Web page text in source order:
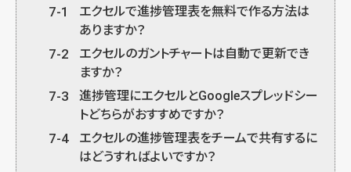
7-1
エクセルで進捗管理表を無料で作る方法は
ありますか？
7-2
エクセルのガントチャートは自動で更新でき
ますか？
7-3
進捗管理にエクセルとGoogleスプレッドシー
トどちらがおすすめですか？
7-4
エクセルの進捗管理表をチームで共有するに
はどうすればよいですか？